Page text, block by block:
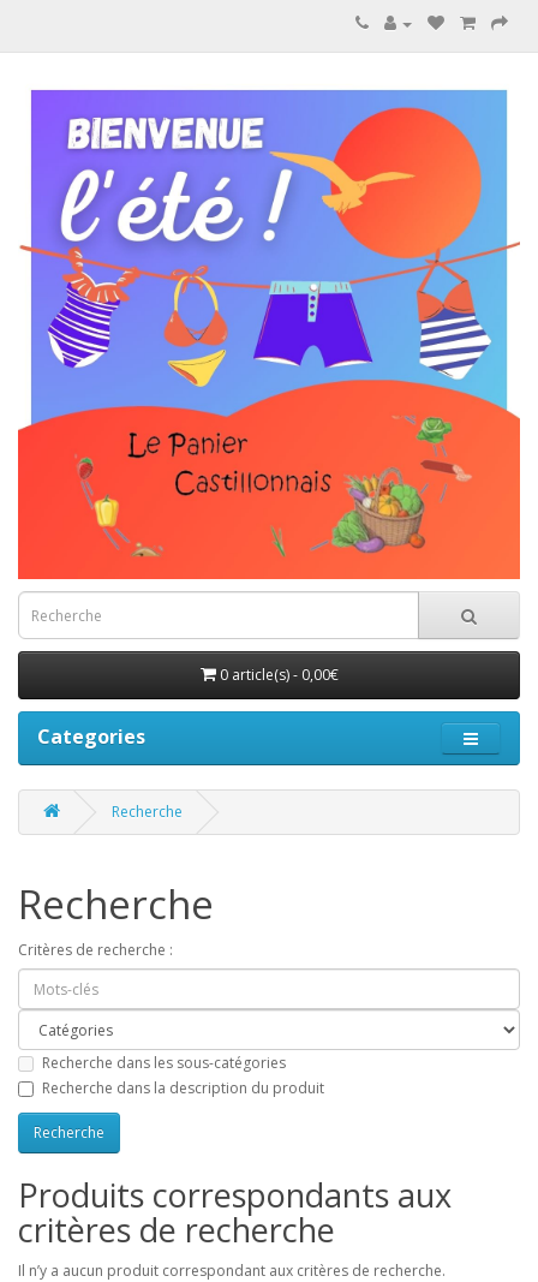
0 article(s) - 0,00€
Categories
Recherche
Recherche
Critères de recherche :
Recherche dans les sous-catégories
Recherche dans la description du produit
Produits correspondants aux
critères de recherche
Il n’y a aucun produit correspondant aux critères de recherche.